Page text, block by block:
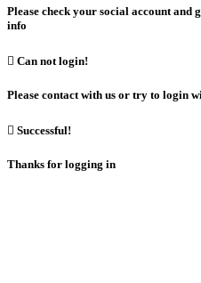
Please check your social account and
info
 Can not login!
Please contact with us or try to login
 Successful!
Thanks for logging in